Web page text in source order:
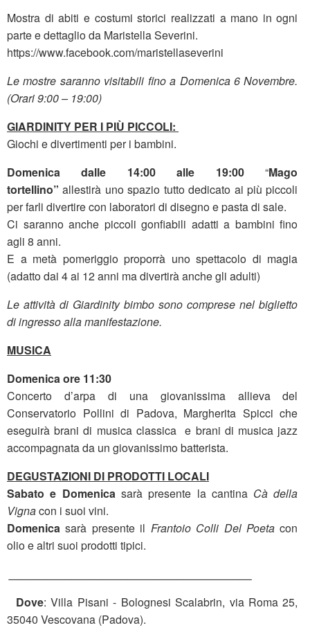
Mostra di abiti e costumi storici realizzati a mano in ogni
parte e dettaglio da Maristella Severini.
https://www.facebook.com/maristellaseverini
Le mostre saranno visitabili fino a Domenica 6 Novembre.
(Orari 9:00 – 19:00)
GIARDINITY PER I PIÙ PICCOLI:
Giochi e divertimenti per i bambini.
Domenica dalle 14:00 alle 19:00“Mago
tortellino”allestirà uno spazio tutto dedicato ai più piccoli
per farli divertire con laboratori di disegno e pasta di sale.
Ci saranno anche piccoli gonfiabili adatti a bambini fino
agli 8 anni.
E a metà pomeriggio proporrà uno spettacolo di magia
(adatto dai 4 ai 12 anni ma divertirà anche gli adulti)
Le attività di Giardinity bimbo sono comprese nel biglietto
di ingresso alla manifestazione.
MUSICA
Domenica ore 11:30
Concerto d’arpa di una giovanissima allieva del
Conservatorio Pollini di Padova, Margherita Spicci che
eseguirà brani di musica classica e brani di musica jazz
accompagnata da un giovanissimo batterista.
DEGUSTAZIONI DI PRODOTTI LOCALI
Sabato e Domenicasarà presente la cantina Cà della
Vignacon i suoi vini.
Domenicasarà presente il Frantoio Colli Del Poeta con
olio e altri suoi prodotti tipici.
Dove: Villa Pisani - Bolognesi Scalabrin, via Roma 25,
35040 Vescovana (Padova).